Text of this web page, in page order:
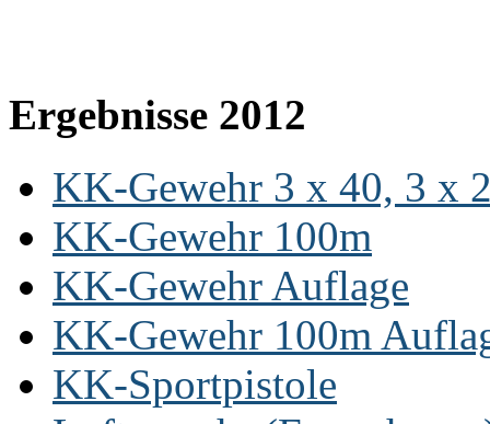
Ergebnisse 2012
KK-Gewehr 3 x 40, 3 x
KK-Gewehr 100m
KK-Gewehr Auflage
KK-Gewehr 100m
KK-Sportpistole